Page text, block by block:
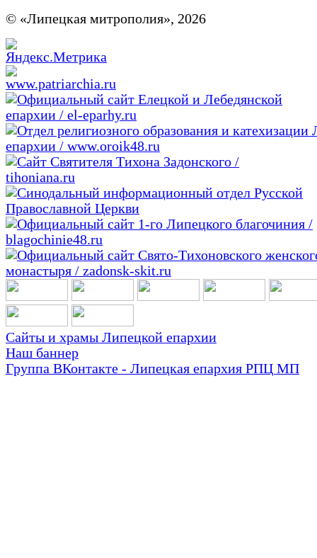
© «Липецкая митрополия», 2026
Сайты и храмы Липецкой епархии
Наш баннер
Группа ВКонтакте - Липецкая епархия РПЦ МП